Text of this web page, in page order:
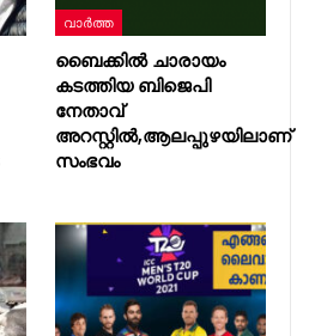
വാർത്ത
ബൈക്കിൽ ചാരായം
കടത്തിയ ബിജെപി
നേതാവ്
അറസ്റ്റിൽ,ആലപ്പുഴയിലാണ്
സംഭവം